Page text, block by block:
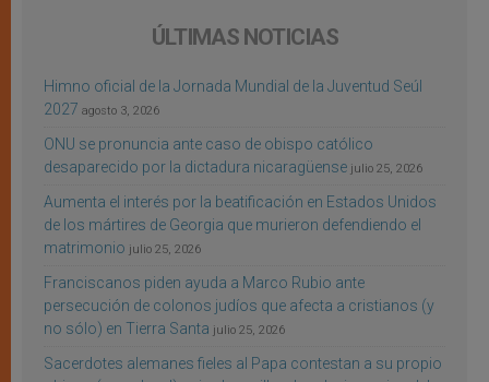
ÚLTIMAS NOTICIAS
Himno oficial de la Jornada Mundial de la Juventud Seúl
2027 agosto 3, 2026
ONU se pronuncia ante caso de obispo católico
desaparecido por la dictadura nicaragüense julio 25, 2026
Aumenta el interés por la beatificación en Estados Unidos
de los mártires de Georgia que murieron defendiendo el
matrimonio julio 25, 2026
Franciscanos piden ayuda a Marco Rubio ante
persecución de colonos judíos que afecta a cristianos (y
no sólo) en Tierra Santa julio 25, 2026
Sacerdotes alemanes fieles al Papa contestan a su propio